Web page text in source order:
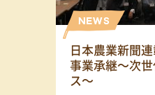
日本農業新聞連
事業承継〜次
ス〜